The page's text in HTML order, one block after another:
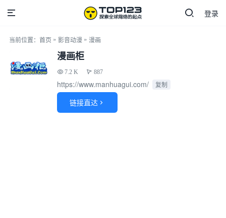
登录
当前位置： 首页 » 影音动漫 » 漫画
漫画柜
7.2 K 887
https://www.manhuagui.com/ 复制
链接直达 